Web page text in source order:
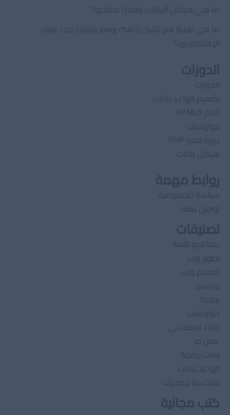
ما هي هياكل البيانات ولماذا نحتاجها؟
ما هي تقنية لانج تشين (lang chain) ولماذا يجب عليك
الإهتمام بها؟
الدورات
الدورات
تصميم قواعد بيانات
تعلم HTML5
خوارزميات
دورة تعلم PHP
هياكل بيانات
روابط مهمة
سياسة الخصوصية
تواصل معنا
تصنيفات
مفاهيم تقنية
تطوير ويب
تصميم ويب
وردبرس
برمجة
خوارزميات
ذكاء اصطناعى
عمل حر
لغات برمجة
قواعد بيانات
هندسىة برمجيات
كتب مجانية